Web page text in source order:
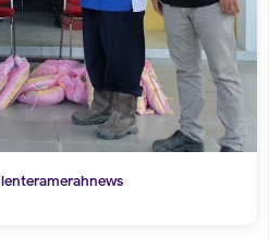
lenteramerahnews